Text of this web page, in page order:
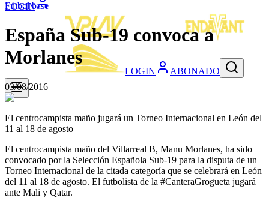
LOGIN
LOGIN ABONADO
Fútbol base
España Sub-19 convoca a
Morlanes
03/08/2016
El centrocampista maño jugará un Torneo Internacional en León del
11 al 18 de agosto
El centrocampista maño del Villarreal B, Manu Morlanes, ha sido
convocado por la Selección Española Sub-19 para la disputa de un
Torneo Internacional de la citada categoría que se celebrará en León
del 11 al 18 de agosto. El futbolista de la #CanteraGrogueta jugará
ante Mali y Qatar.